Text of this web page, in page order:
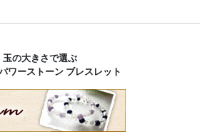
玉の大きさで選ぶ
ワーストーン ブレスレット